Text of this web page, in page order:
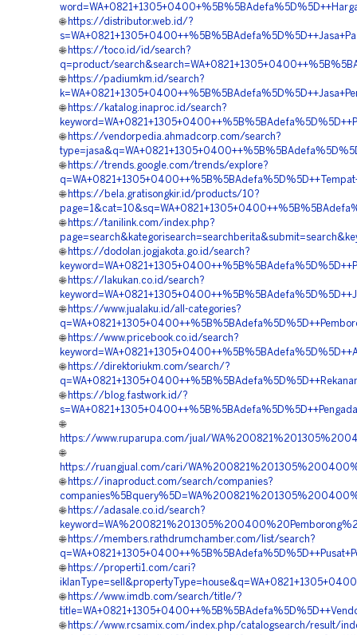
🌐 https://distributor.web.id/?
🌐 https://toco.id/id/search?
q=product/
🌐 https://padiumkm.id/search?
🌐 https://katalog.inaproc.id/search?
🌐 https://vendorpedia.ahmadcorp.com/search?
🌐 https://trends.google.com/trends/explore?
🌐 https://bela.gratisongkir.id/products/10?
🌐 https://tanilink.com/index.php?
🌐 https://dodolan.jogjakota.go.id/search?
🌐 https://lakukan.co.id/search?
🌐 https://www.jualaku.id/all-categories?
🌐 https://www.pricebook.co.id/search?
🌐 https://direktoriukm.com/search/?
🌐 https://blog.fastwork.id/?
🌐
https://www.ruparupa.com/jual/
🌐
https://ruangjual.com/cari/
🌐 https://inaproduct.com/search/companies?
🌐 https://adasale.co.id/search?
🌐 https://members.rathdrumchamber.com/list/search?
🌐 https://properti1.com/cari?
🌐 https://www.imdb.com/search/title/?
🌐 https://www.rcsamix.com/index.php/catalogsearch/result/